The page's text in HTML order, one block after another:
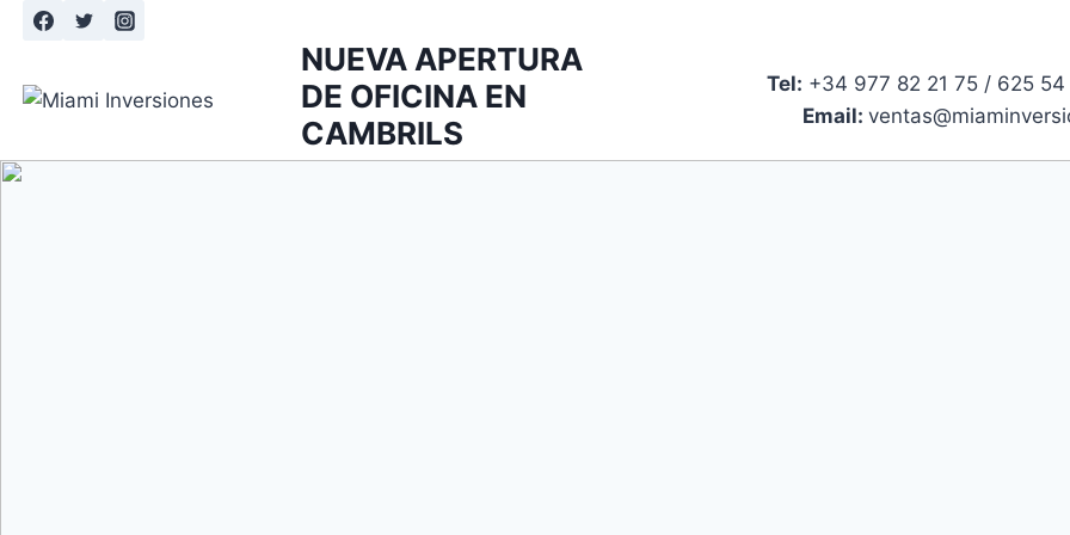
Saltar
contenido
NUEVA APERTURA
DE OFICINA EN
CAMBRILS
Tel: +34 977 82 21 75 / 625
Email: